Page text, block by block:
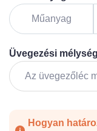
Műanyag
Üvegezési
Hogyan